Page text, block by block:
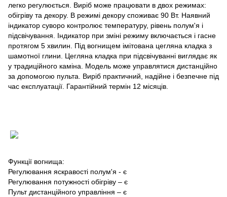
легко регулюється. Виріб може працювати в двох режимах:
обігріву та декору. В режимі декору споживає 90 Вт. Наявний
індикатор суворо контролює температуру, рівень полум'я і
підсвічування. Індикатор при зміні режиму включається і гасне
протягом 5 хвилин. Під вогнищем імітована цегляна кладка з
шамотної глини. Цегляна кладка при підсвічуванні виглядає як
у традиційного каміна. Модель може управлятися дистанційно
за допомогою пульта. Виріб практичний, надійне і безпечне під
час експлуатації. Гарантійний термін 12 місяців.
Функції вогнища:
Регулювання яскравості полум'я - є
Регулювання потужності обігріву – є
Пульт дистанційного управління – є